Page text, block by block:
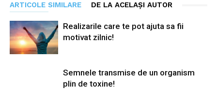
ARTICOLE SIMILARE DE LA ACELAȘI AUTOR
Realizarile care te pot ajuta sa fii
motivat zilnic!
Semnele transmise de un organism
plin de toxine!